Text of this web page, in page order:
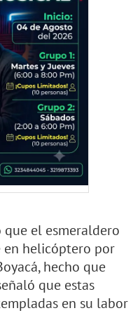
que el esmeraldero
en helicóptero por
hecho que
que estas
en su labor